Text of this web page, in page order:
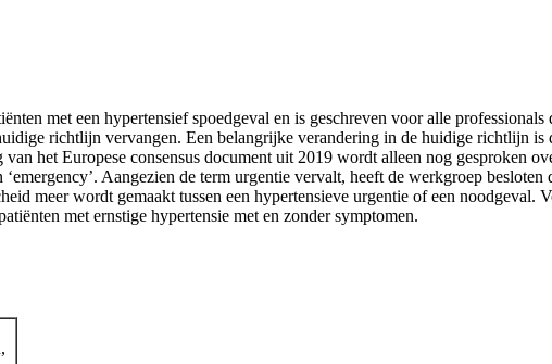
met een hypertensief spoedgeval en is geschreven voor alle
richtlijn vervangen. Een belangrijke verandering in de huidige richtlijn is
het Europese consensus document uit 2019 wordt alleen nog gesproken
Aangezien de term urgentie vervalt, heeft de werkgroep
meer wordt gemaakt tussen een hypertensieve urgentie of een noodgeval.
met ernstige hypertensie met en zonder symptomen.